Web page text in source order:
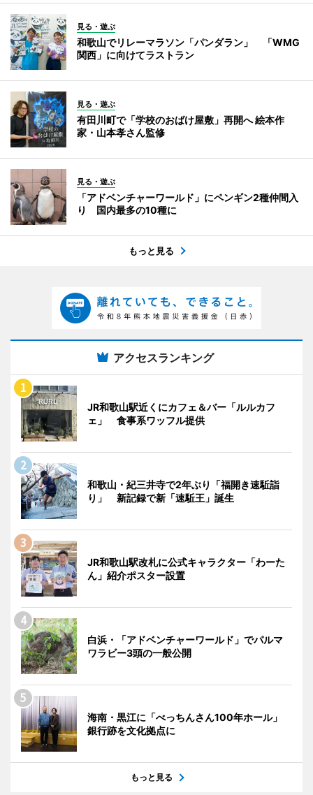
見る・遊ぶ
和歌山でリレーマラソン「パンダラン」 「WMG
関西」に向けてラストラン
見る・遊ぶ
有田川町で「学校のおばけ屋敷」再開へ 絵本作
家・山本孝さん監修
見る・遊ぶ
「アドベンチャーワールド」にペンギン2種仲間入
り 国内最多の10種に
もっと見る
アクセスランキング
JR和歌山駅近くにカフェ＆バー「ルルカフ
ェ」 食事系ワッフル提供
和歌山・紀三井寺で2年ぶり「福開き速駈詣
り」 新記録で新「速駈王」誕生
JR和歌山駅改札に公式キャラクター「わーた
ん」紹介ポスター設置
白浜・「アドベンチャーワールド」でパルマ
ワラビー3頭の一般公開
海南・黒江に「べっちんさん100年ホール」
銀行跡を文化拠点に
もっと見る